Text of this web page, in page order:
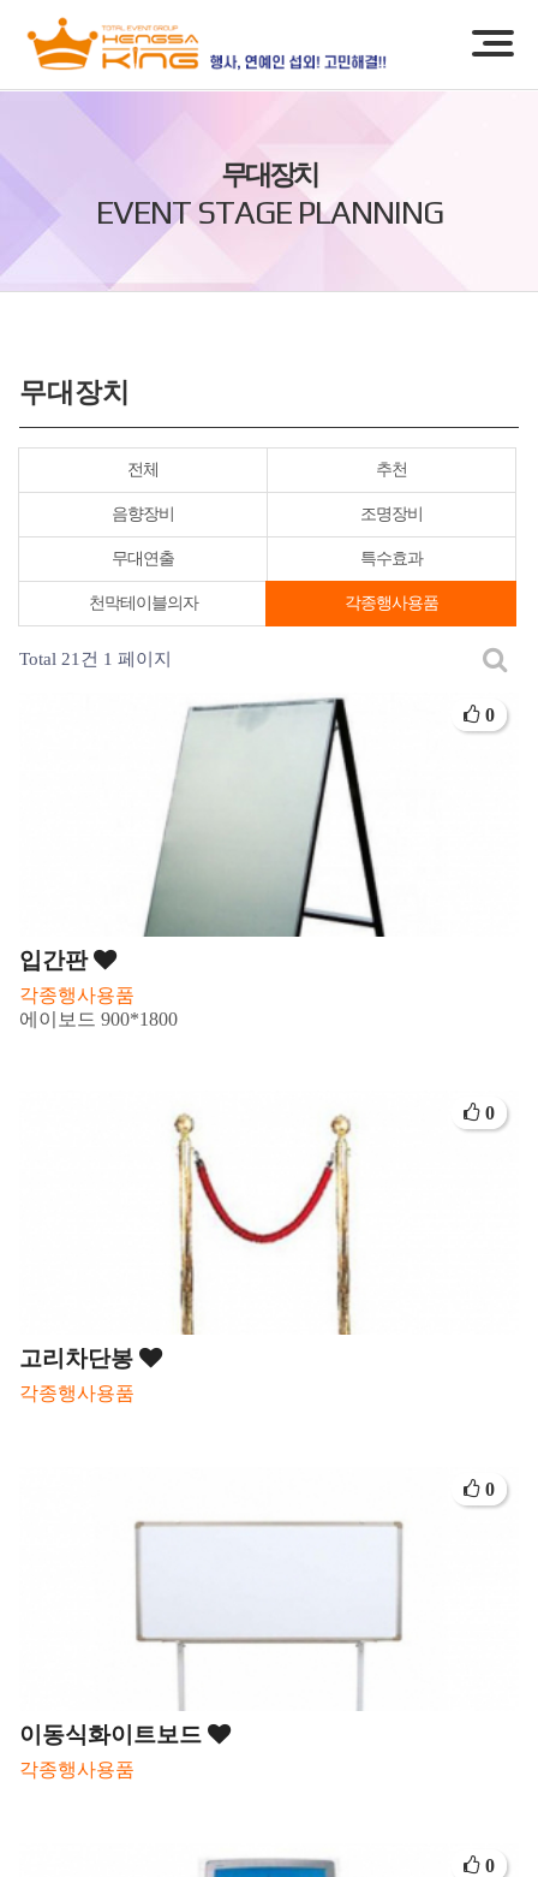
무대장치
EVENT STAGE PLANNING
무대장치
전체 추천
음향장비 조명장비
무대연출 특수효과
천막테이블의자 각종행사용품
Total 21건 1 페이지
입간판
각종행사용품
에이보드 900*1800
0
고리차단봉
각종행사용품
0
이동식화이트보드
각종행사용품
0
0